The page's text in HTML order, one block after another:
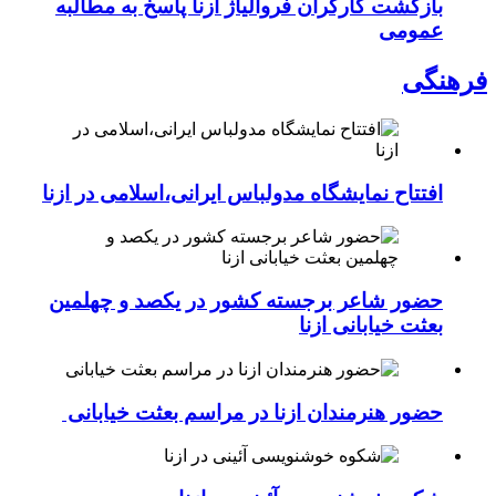
بازگشت کارگران فروآلیاژ ازنا پاسخ به مطالبه
عمومی
فرهنگی
افتتاح نمایشگاه مدولباس ایرانی،اسلامی در ازنا
حضور شاعر برجسته کشور در یکصد و چهلمین
بعثت خیابانی ازنا
حضور هنرمندان ازنا در مراسم بعثت خیابانی